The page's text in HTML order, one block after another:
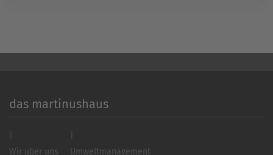
das martinushaus
Wir über uns Umweltmanagement